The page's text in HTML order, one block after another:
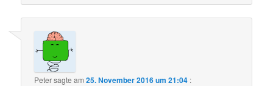
Petersagte am25. November 2016 um 21:04 :